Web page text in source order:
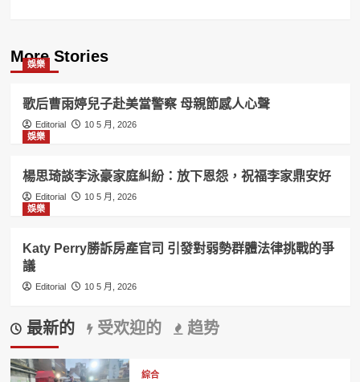
More Stories
娛樂
歌后曹雨婷兒子赴美當警察 母親節感人心聲
Editorial
10 5 月, 2026
娛樂
楊思琦談李泳豪家庭糾紛：放下恩怨，祝福李家鼎安好
Editorial
10 5 月, 2026
娛樂
Katy Perry勝訴房產官司 引發對弱勢群體法律挑戰的爭
議
Editorial 10 5 月, 2026
最新的 受欢迎的 趋势
綜合